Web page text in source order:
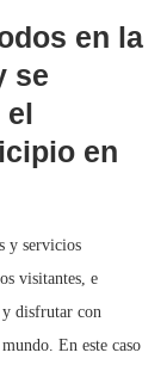
en la
se
el
en
y servicios
visitantes, e
y disfrutar con
En este caso